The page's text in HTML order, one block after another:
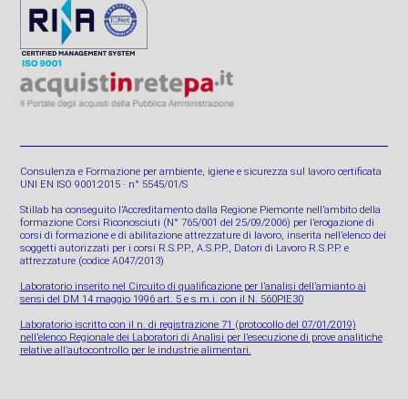
Consulenza e Formazione per ambiente, igiene e sicurezza sul lavoro certificata
UNI EN ISO 9001:2015 · n° 5545/01/S
Stillab ha conseguito l’Accreditamento dalla Regione Piemonte nell’ambito della
formazione Corsi Riconosciuti (N° 765/001 del 25/09/2006) per l’erogazione di
corsi di formazione e di abilitazione attrezzature di lavoro, inserita nell’elenco dei
soggetti autorizzati per i corsi R.S.P.P., A.S.P.P., Datori di Lavoro R.S.P.P. e
attrezzature (codice A047/2013)
Laboratorio inserito nel Circuito di qualificazione per l’analisi dell’amianto ai
sensi del DM 14 maggio 1996 art. 5 e s.m.i. con il N. 560PIE30
Laboratorio iscritto con il n. di registrazione 71 (protocollo del 07/01/2019)
nell’elenco Regionale dei Laboratori di Analisi per l’esecuzione di prove analitiche
relative all’autocontrollo per le industrie alimentari.